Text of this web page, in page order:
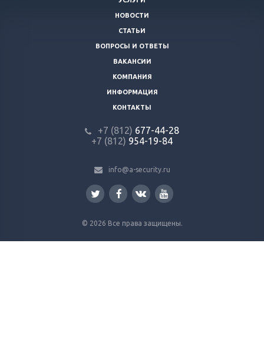
НОВОСТИ
СТАТЬИ
ВОПРОСЫ И ОТВЕТЫ
ВАКАНСИИ
КОМПАНИЯ
ИНФОРМАЦИЯ
КОНТАКТЫ
+7 (812) 677-44-28
+7 (812) 954-19-84
info@a-security.ru
© 2026 Все права защищены.